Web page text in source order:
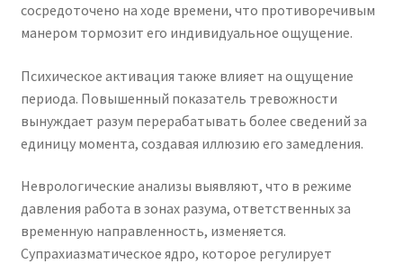
сосредоточено на ходе времени, что противоречивым
манером тормозит его индивидуальное ощущение.
Психическое активация также влияет на ощущение
периода. Повышенный показатель тревожности
вынуждает разум перерабатывать более сведений за
единицу момента, создавая иллюзию его замедления.
Неврологические анализы выявляют, что в режиме
давления работа в зонах разума, ответственных за
временную направленность, изменяется.
Супрахиазматическое ядро, которое регулирует